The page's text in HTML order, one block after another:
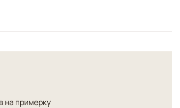
высшей категории.</br> Высокая
на примерку